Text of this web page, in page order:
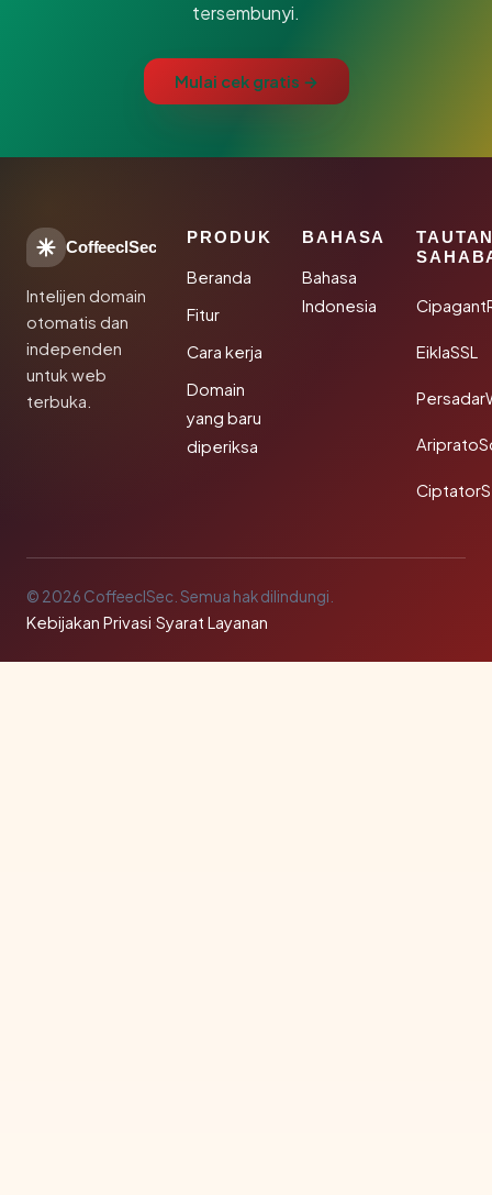
tersembunyi.
Mulai cek gratis →
CoffeeclSec
Intelijen domain
otomatis dan
independen
untuk web
terbuka.
PRODUK
Beranda
Fitur
Cara kerja
Domain
yang baru
diperiksa
BAHASA
Bahasa
Indonesia
EiklaSSL
© 2026 CoffeeclSec. Semua hak dilindungi.
Kebijakan Privasi·Syarat Layanan